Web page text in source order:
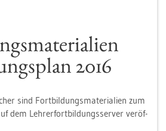
2016
sind Fort­bil­dungs­ma­te­ria­li­en zum
dem Leh­rer­fort­bil­dungs­ser­ver ver­öf­